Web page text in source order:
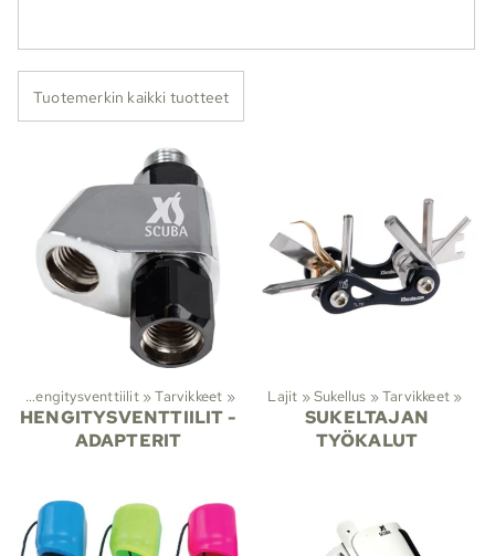
Tuotemerkin kaikki tuotteet
Hengitysventtiilit ‪»Tarvikkeet ‪»
HENGITYSVENTTIILIT -
ADAPTERIT
Lajit ‪»Sukellus ‪»Tarvikkeet ‪»
SUKELTAJAN
TYÖKALUT